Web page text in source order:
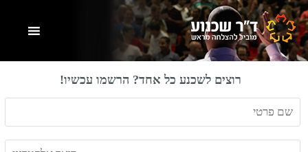
Skip
to
main
Skip
to
primary
Skip
to
footer
רוצים לשכנע כל אחד? הרשמו עכשיו!